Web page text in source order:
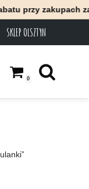
zakupach za
SKLEP OLSZTYN
0